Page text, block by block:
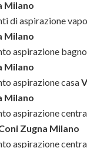
Milano
di aspirazione
Milano
aspirazione bagno
Milano
aspirazione casa
Milano
aspirazione
Zugna Milano
aspirazione